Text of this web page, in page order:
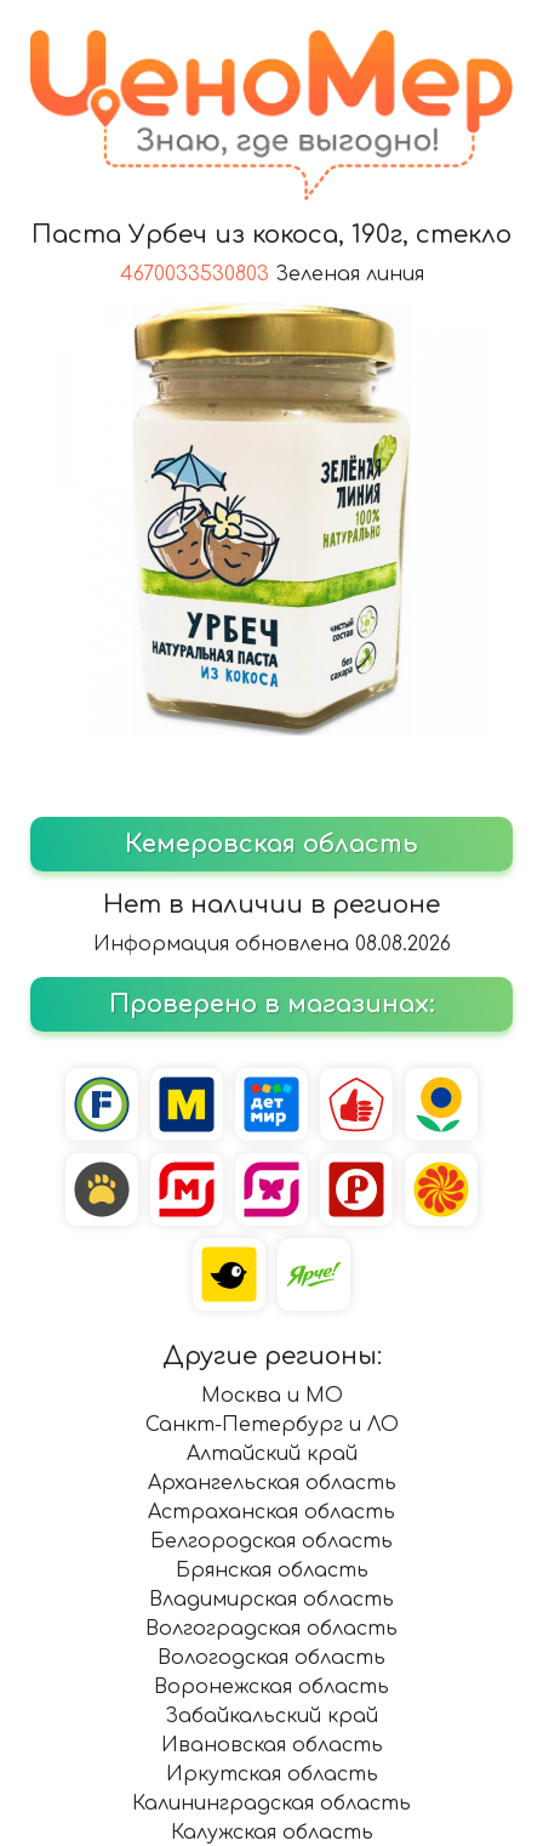
Паста Урбеч из кокоса, 190г, стекло
4670033530803 Зеленая линия
Кемеровская область
Нет в наличии в регионе
Информация обновлена 08.08.2026
Проверено в магазинах:
Другие регионы:
Москва и МО
Санкт-Петербург и ЛО
Алтайский край
Архангельская область
Астраханская область
Белгородская область
Брянская область
Владимирская область
Волгоградская область
Вологодская область
Воронежская область
Забайкальский край
Ивановская область
Иркутская область
Калининградская область
Калужская область